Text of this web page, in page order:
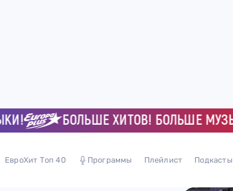
БОЛЬШЕ ХИТОВ! БОЛЬШЕ МУЗЫКИ!
ЕвроХит Топ 40 Программы Плейлист Подкасты